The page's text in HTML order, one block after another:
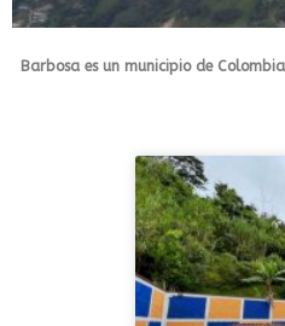
Barbosa es un municipio de